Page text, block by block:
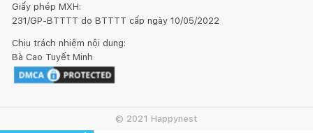
Giấy phép MXH:
231/GP-BTTTT do BTTTT cấp ngày 10/05/2022
Chịu trách nhiệm nội dung:
Bà Cao Tuyết Minh
© 2021 Happynest